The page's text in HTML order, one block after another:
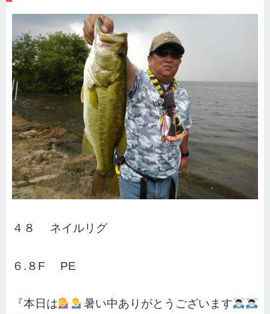
４８ ネイルリグ
６.８F PE
『本日は
暑い中ありがとうございます